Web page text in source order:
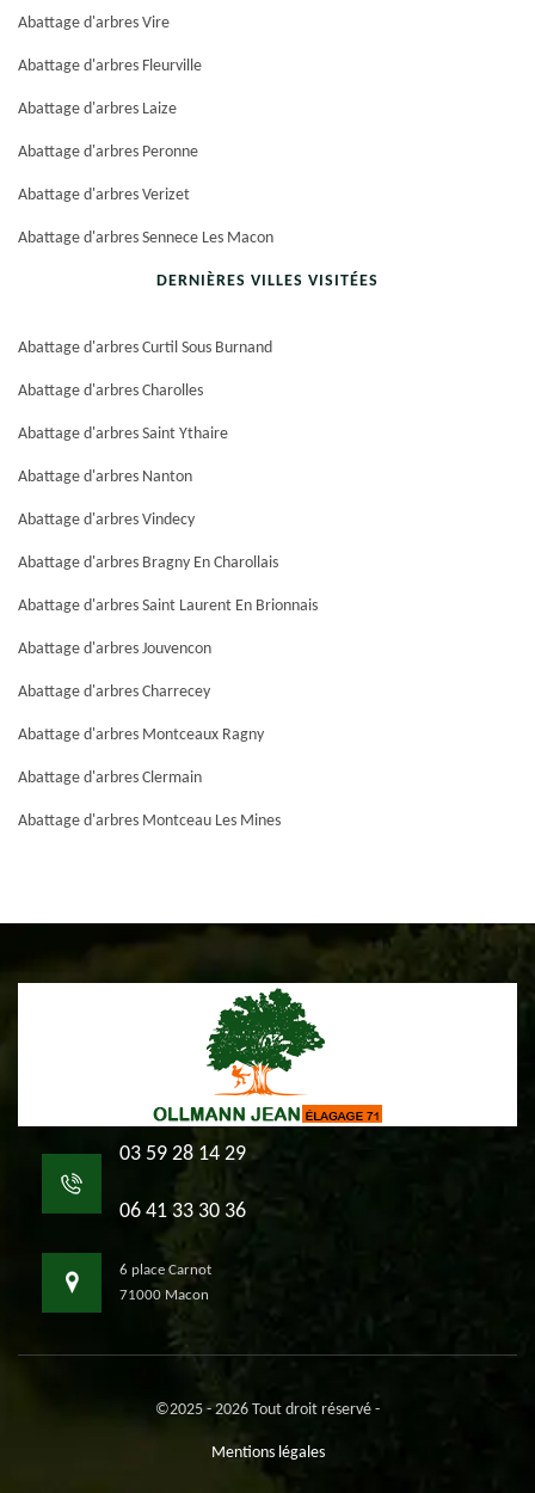
Abattage d'arbres Vire
Abattage d'arbres Fleurville
Abattage d'arbres Laize
Abattage d'arbres Peronne
Abattage d'arbres Verizet
Abattage d'arbres Sennece Les Macon
DERNIÈRES VILLES VISITÉES
Abattage d'arbres Curtil Sous Burnand
Abattage d'arbres Charolles
Abattage d'arbres Saint Ythaire
Abattage d'arbres Nanton
Abattage d'arbres Vindecy
Abattage d'arbres Bragny En Charollais
Abattage d'arbres Saint Laurent En Brionnais
Abattage d'arbres Jouvencon
Abattage d'arbres Charrecey
Abattage d'arbres Montceaux Ragny
Abattage d'arbres Clermain
Abattage d'arbres Montceau Les Mines
03 59 28 14 29
06 41 33 30 36
6 place Carnot
71000 Macon
©2025 - 2026 Tout droit réservé -
Mentions légales